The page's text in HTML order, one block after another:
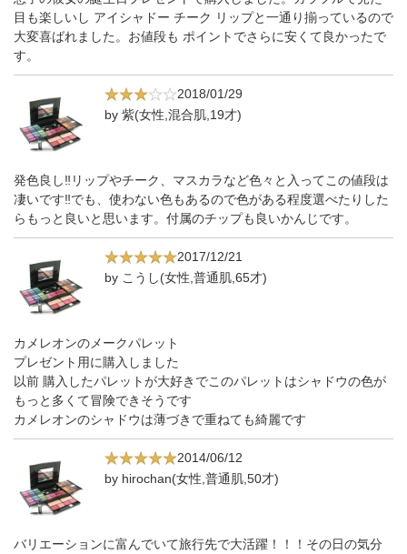
目も楽しいし アイシャドー チーク リップと一通り揃っているので
大変喜ばれました。お値段も ポイントでさらに安くて良かったで
す。
2018/01/29
by 紫(女性,混合肌,19才)
発色良し‼リップやチーク、マスカラなど色々と入ってこの値段は
凄いです‼でも、使わない色もあるので色がある程度選べたりした
らもっと良いと思います。付属のチップも良いかんじです。
2017/12/21
by こうし(女性,普通肌,65才)
カメレオンのメークパレット
プレゼント用に購入しました
以前 購入したパレットが大好きでこのパレットはシャドウの色が
もっと多くて冒険できそうです
カメレオンのシャドウは薄づきで重ねても綺麗です
2014/06/12
by hirochan(女性,普通肌,50才)
バリエーションに富んでいて旅行先で大活躍！！！その日の気分